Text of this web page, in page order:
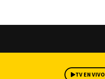
TV EN VIVO